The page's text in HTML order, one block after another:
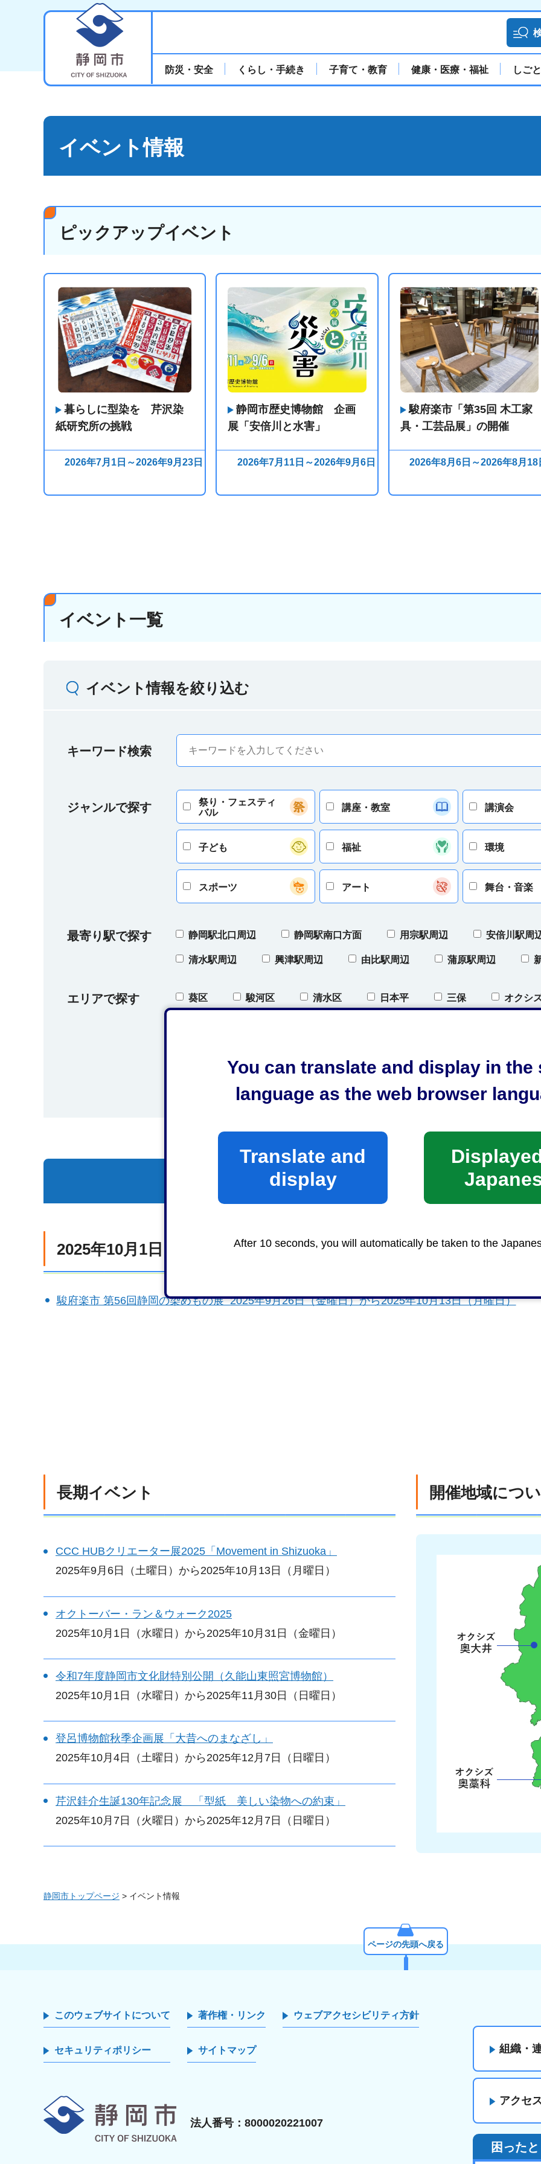
You can translate and display in the
language as the web browser
Translate and
display
After 10 seconds, you will automatically be taken to the
防災・安全 くらし・手続き 子育て・教育 健康・医療・福祉 しご
イベント情報
ピックアップイベント
暮らしに型染を 芹沢染
紙研究所の挑戦
2026年7月1日～2026年9月23日
静岡市歴史博物館 企画
展「安倍川と水害」
2026年7月11日～2026年9月6日
駿府楽市「第35回 木工家
具・工芸品展」の開催
2026年8月6日～2026年8月18
イベント一覧
イベント情報を絞り込む
キーワード検索
ジャンルで探す
祭り・フェスティ
バル
講座・教室 講演会
子ども 福祉 環境
スポーツ アート 舞台・音楽
最寄り駅で探す 静岡駅北口周辺 静岡駅南口方面 用宗駅周辺 安倍川駅周
清水駅周辺 興津駅周辺 由比駅周辺 蒲原駅周辺
エリアで探す 葵区 駿河区 清水区 日本平 三保 オクシ
2025年10月1日（水曜日）
駿府楽市 第56回静岡の染めもの展 2025年9月26日（金曜日）から2025年10月13日（月曜日）
長期イベント
CCC HUBクリエーター展2025「Movement in Shizuoka」
2025年9月6日（土曜日）から2025年10月13日（月曜日）
オクトーバー・ラン＆ウォーク2025
2025年10月1日（水曜日）から2025年10月31日（金曜日）
令和7年度静岡市文化財特別公開（久能山東照宮博物館）
2025年10月1日（水曜日）から2025年11月30日（日曜日）
登呂博物館秋季企画展「大昔へのまなざし」
2025年10月4日（土曜日）から2025年12月7日（日曜日）
芹沢銈介生誕130年記念展 「型紙 美しい染物への約束」
2025年10月7日（火曜日）から2025年12月7日（日曜日）
開催地域につ
静岡市トップページ > イベント情報
ページの先頭へ戻る
このウェブサイトについて 著作権・リンク ウェブアクセシビリティ方針
セキュリティポリシー サイトマップ
法人番号：8000020221007
組織・
アクセ
困った